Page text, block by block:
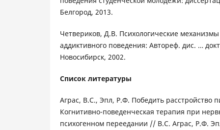
Белгород, 2013.
Четвериков, Д.В. Психологические механизмы
аддиктивного поведения: Автореф. дис. …
Новосибирск, 2002.
Список литературы
Аграс, В.С., Эпл, Р.Ф. Победить расстройство
Когнитивно-поведенческая терапия при
психогенном переедании // В.С. Аграс, Р.Ф.